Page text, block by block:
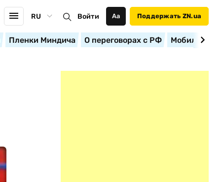
RU Войти Аа Поддержать ZN.ua
Пленки Миндича О переговорах с РФ